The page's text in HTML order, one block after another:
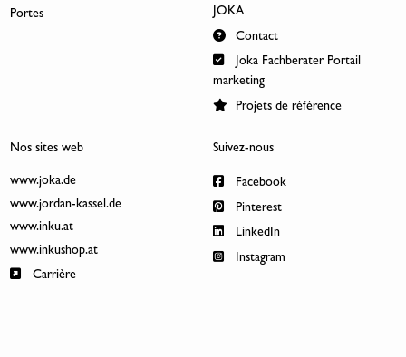
Portes
JOKA
Contact
Joka Fachberater Portail
marketing
Projets de référence
Nos sites web
www.joka.de
www.jordan-kassel.de
www.inku.at
www.inkushop.at
Carrière
Suivez-nous
Facebook
Pinterest
LinkedIn
Instagram